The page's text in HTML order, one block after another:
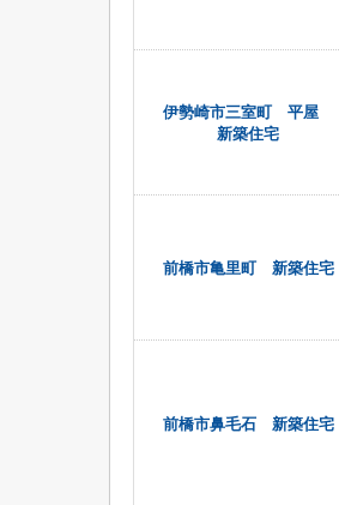
伊勢崎市三室町 平屋
新築住宅
前橋市亀里町 新築住宅
前橋市鼻毛石 新築住宅